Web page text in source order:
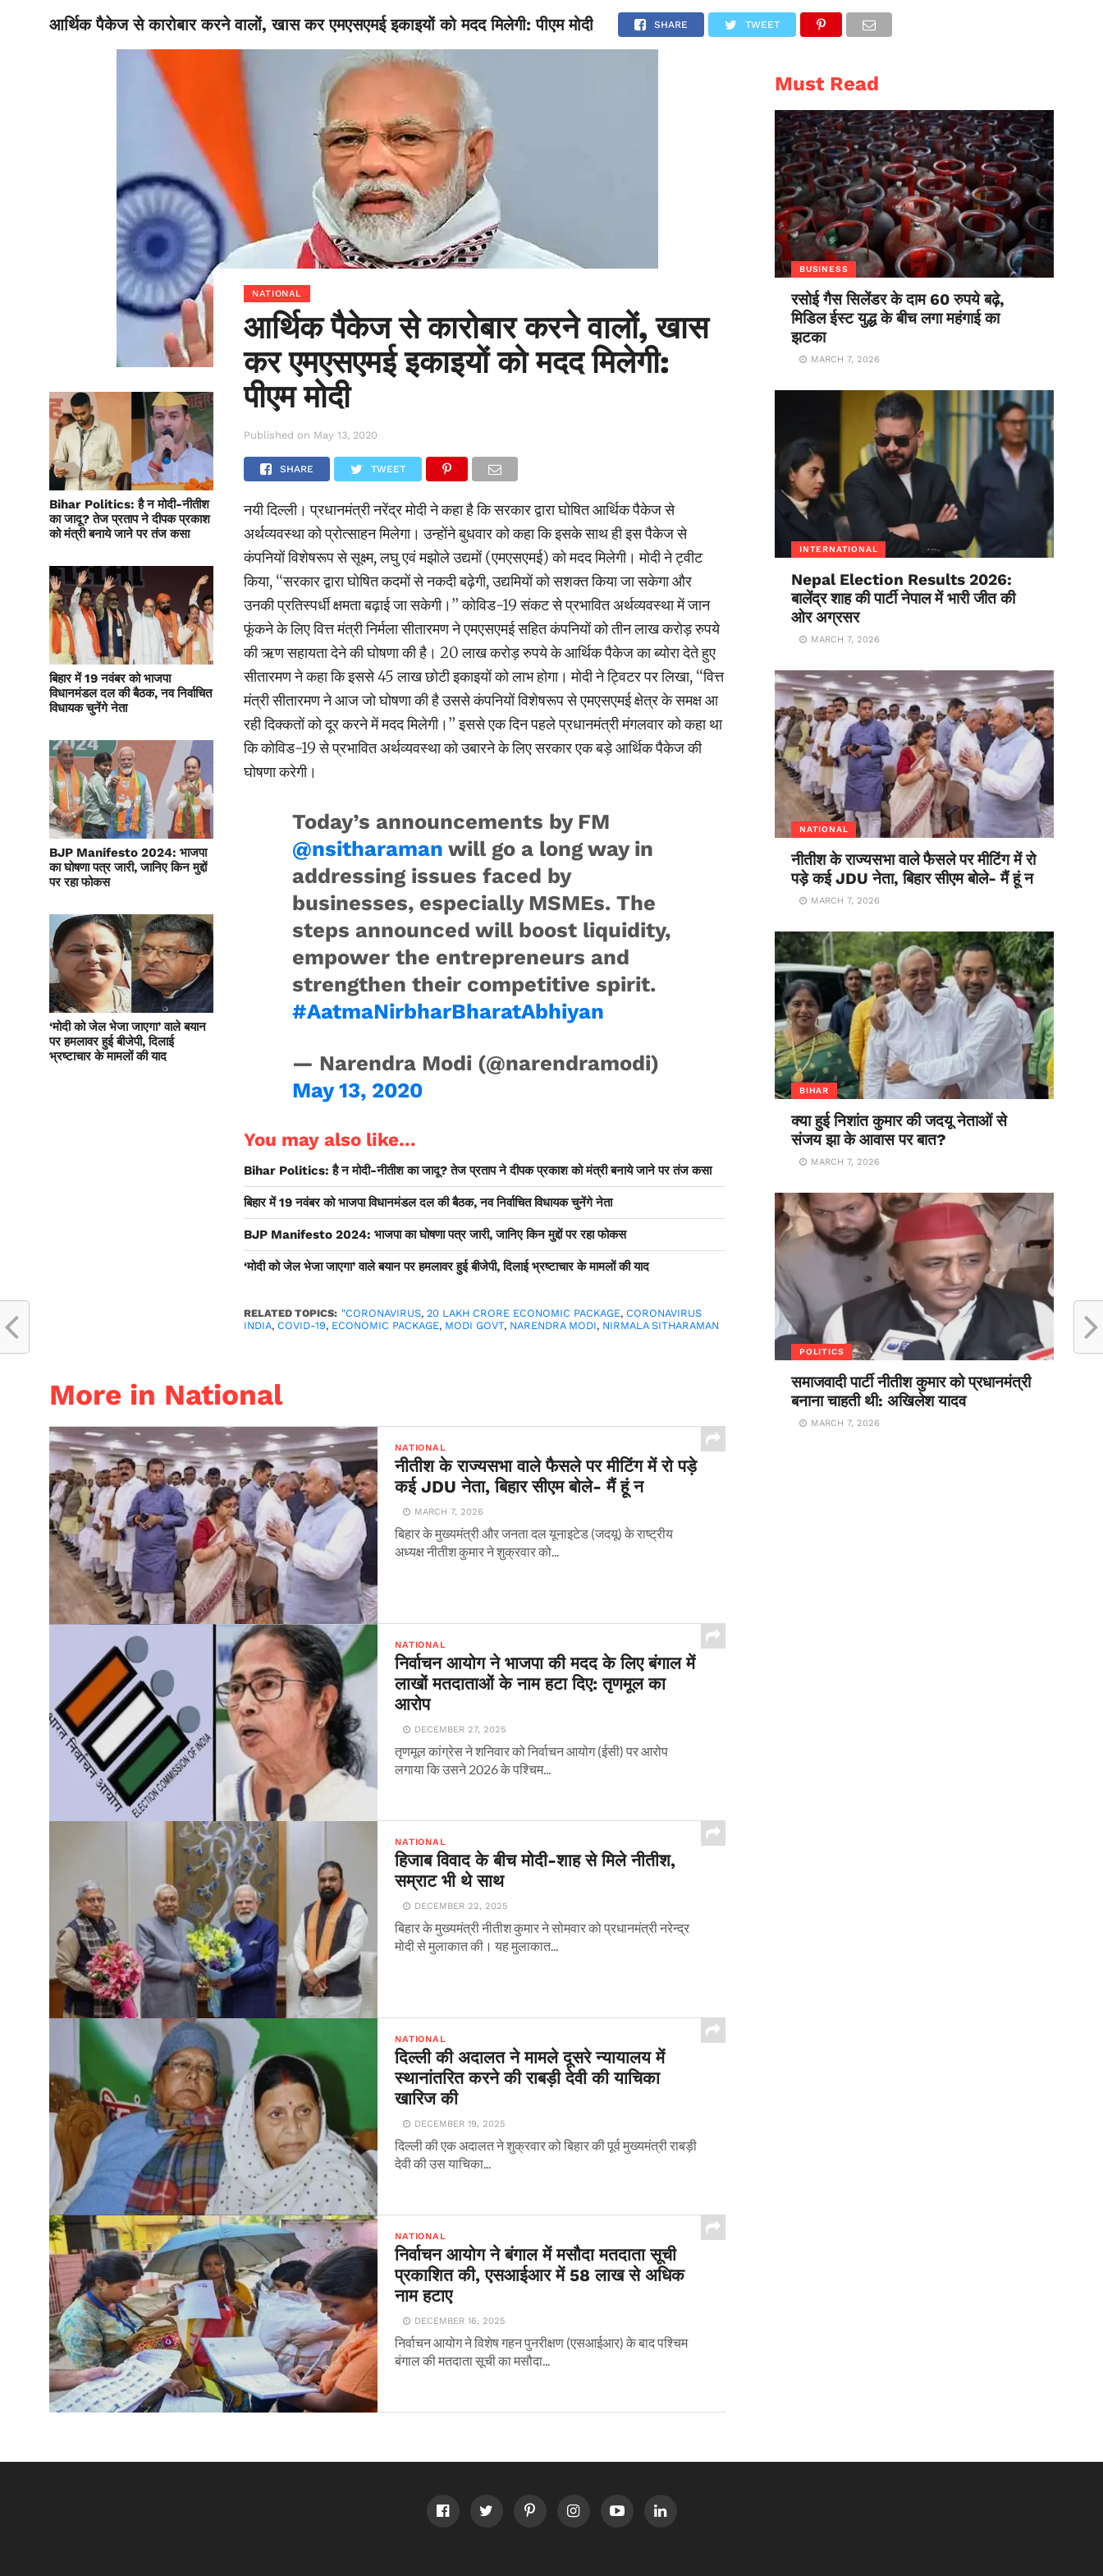
BIHAR NATIONAL SPORTS SCIENCE POLITICS INTERNATIONAL ENTERTAINMENT
आर्थिक पैकेज से कारोबार करने वालों, खास कर एमएसएमई इकाइयों को मदद मिलेगी: पीएम मोदी SHARE TWEET
Bihar Politics: है न मोदी-नीतीश
का जादू? तेज प्रताप ने दीपक प्रकाश
को मंत्री बनाये जाने पर तंज कसा
बिहार में 19 नवंबर को भाजपा
विधानमंडल दल की बैठक, नव निर्वाचित
विधायक चुनेंगे नेता
BJP Manifesto 2024: भाजपा
का घोषणा पत्र जारी, जानिए किन मुद्दों
पर रहा फोकस
‘मोदी को जेल भेजा जाएगा’ वाले बयान
पर हमलावर हुई बीजेपी, दिलाई
भ्रष्टाचार के मामलों की याद
NATIONAL
आर्थिक पैकेज से कारोबार करने वालों, खास
कर एमएसएमई इकाइयों को मदद मिलेगी:
पीएम मोदी
Published on May 13, 2020
SHARE TWEET
नयी दिल्ली। प्रधानमंत्री नरेंद्र मोदी ने कहा है कि सरकार द्वारा घोषित आर्थिक पैकेज से
अर्थव्यवस्था को प्रोत्साहन मिलेगा। उन्होंने बुधवार को कहा कि इसके साथ ही इस पैकेज से
कंपनियों विशेषरूप से सूक्ष्म, लघु एवं मझोले उद्यमों (एमएसएमई) को मदद मिलेगी। मोदी ने ट्वीट
किया, ‘‘सरकार द्वारा घोषित कदमों से नकदी बढ़ेगी, उद्यमियों को सशक्त किया जा सकेगा और
उनकी प्रतिस्पर्धी क्षमता बढ़ाई जा सकेगी।’’ कोविड-19 संकट से प्रभावित अर्थव्यवस्था में जान
फूंकने के लिए वित्त मंत्री निर्मला सीतारमण ने एमएसएमई सहित कंपनियों को तीन लाख करोड़ रुपये
की ऋण सहायता देने की घोषणा की है। 20 लाख करोड़ रुपये के आर्थिक पैकेज का ब्योरा देते हुए
सीतारमण ने कहा कि इससे 45 लाख छोटी इकाइयों को लाभ होगा। मोदी ने ट्विटर पर लिखा, ‘‘वित्त
मंत्री सीतारमण ने आज जो घोषणा की है उससे कंपनियों विशेषरूप से एमएसएमई क्षेत्र के समक्ष आ
रही दिक्कतों को दूर करने में मदद मिलेगी।’’ इससे एक दिन पहले प्रधानमंत्री मंगलवार को कहा था
कि कोविड-19 से प्रभावित अर्थव्यवस्था को उबारने के लिए सरकार एक बड़े आर्थिक पैकेज की
घोषणा करेगी।
Today’s announcements by FM
@nsitharaman will go a long way in
addressing issues faced by
businesses, especially MSMEs. The
steps announced will boost liquidity,
empower the entrepreneurs and
strengthen their competitive spirit.
#AatmaNirbharBharatAbhiyan
— Narendra Modi (@narendramodi)
May 13, 2020
You may also like...
Bihar Politics: है न मोदी-नीतीश का जादू? तेज प्रताप ने दीपक प्रकाश को मंत्री बनाये जाने पर तंज कसा
बिहार में 19 नवंबर को भाजपा विधानमंडल दल की बैठक, नव निर्वाचित विधायक चुनेंगे नेता
BJP Manifesto 2024: भाजपा का घोषणा पत्र जारी, जानिए किन मुद्दों पर रहा फोकस
‘मोदी को जेल भेजा जाएगा’ वाले बयान पर हमलावर हुई बीजेपी, दिलाई भ्रष्टाचार के मामलों की याद
RELATED TOPICS: "CORONAVIRUS,20 LAKH CRORE ECONOMIC PACKAGE,CORONAVIRUS
INDIA,COVID-19, ECONOMIC PACKAGE, MODI GOVT, NARENDRA MODI, NIRMALA SITHARAMAN
More in National
NATIONAL
नीतीश के राज्यसभा वाले फैसले पर मीटिंग में रो पड़े
कई JDU नेता, बिहार सीएम बोले- मैं हूं न
MARCH 7, 2026
बिहार के मुख्यमंत्री और जनता दल यूनाइटेड (जदयू) के राष्ट्रीय
अध्यक्ष नीतीश कुमार ने शुक्रवार को...
NATIONAL
निर्वाचन आयोग ने भाजपा की मदद के लिए बंगाल में
लाखों मतदाताओं के नाम हटा दिए: तृणमूल का
आरोप
DECEMBER 27, 2025
तृणमूल कांग्रेस ने शनिवार को निर्वाचन आयोग (ईसी) पर आरोप
लगाया कि उसने 2026 के पश्चिम...
NATIONAL
हिजाब विवाद के बीच मोदी-शाह से मिले नीतीश,
सम्राट भी थे साथ
DECEMBER 22, 2025
बिहार के मुख्यमंत्री नीतीश कुमार ने सोमवार को प्रधानमंत्री नरेन्द्र
मोदी से मुलाकात की। यह मुलाकात...
NATIONAL
दिल्ली की अदालत ने मामले दूसरे न्यायालय में
स्थानांतरित करने की राबड़ी देवी की याचिका
खारिज की
DECEMBER 19, 2025
दिल्ली की एक अदालत ने शुक्रवार को बिहार की पूर्व मुख्यमंत्री राबड़ी
देवी की उस याचिका...
NATIONAL
निर्वाचन आयोग ने बंगाल में मसौदा मतदाता सूची
प्रकाशित की, एसआईआर में 58 लाख से अधिक
नाम हटाए
DECEMBER 16, 2025
निर्वाचन आयोग ने विशेष गहन पुनरीक्षण (एसआईआर) के बाद पश्चिम
बंगाल की मतदाता सूची का मसौदा...
Must Read
BUSINESS
रसोई गैस सिलेंडर के दाम 60 रुपये बढ़े,
मिडिल ईस्ट युद्ध के बीच लगा महंगाई का
झटका
MARCH 7, 2026
INTERNATIONAL
Nepal Election Results 2026:
बालेंद्र शाह की पार्टी नेपाल में भारी जीत की
ओर अग्रसर
MARCH 7, 2026
NATIONAL
नीतीश के राज्यसभा वाले फैसले पर मीटिंग में रो
पड़े कई JDU नेता, बिहार सीएम बोले- मैं हूं न
MARCH 7, 2026
BIHAR
क्या हुई निशांत कुमार की जदयू नेताओं से
संजय झा के आवास पर बात?
MARCH 7, 2026
POLITICS
समाजवादी पार्टी नीतीश कुमार को प्रधानमंत्री
बनाना चाहती थी: अखिलेश यादव
MARCH 7, 2026